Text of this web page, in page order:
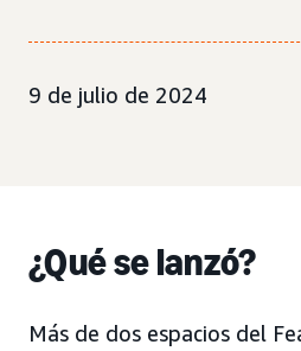
9 de julio de 2024
¿Qué se lanzó?
Más de dos espacios del